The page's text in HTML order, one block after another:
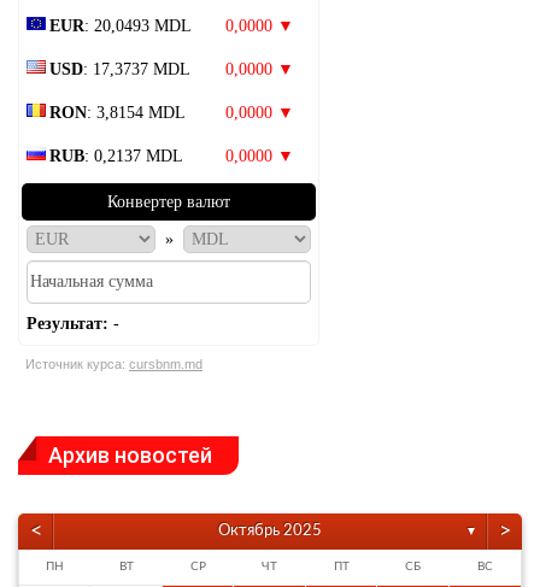
EUR: 20,0493 MDL 0,0000 ▼
USD: 17,3737 MDL 0,0000 ▼
RON: 3,8154 MDL 0,0000 ▼
RUB: 0,2137 MDL 0,0000 ▼
Конвертер валют
»
Результат: -
Источник курса: cursbnm.md
Архив новостей
< Октябрь 2025 ▼ >
ПН ВТ СР ЧТ ПТ СБ ВС